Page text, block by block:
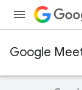
Google